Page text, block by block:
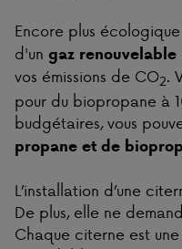
Encore plus
d'un gaz renouvelable
vos émissions de CO2.
pour du biopropane à
budgétaires, vous
propane et de
L’installation d’une
De plus, elle ne
Chaque citerne est